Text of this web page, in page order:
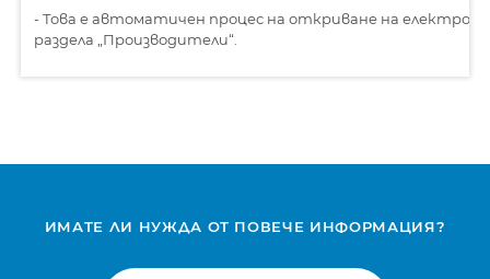
-Това е автоматичен процес на откриване на
раздела „Производители“.
ИМАТЕ ЛИ НУЖДА ОТ ПОВЕЧЕ ИНФОРМАЦИЯ?